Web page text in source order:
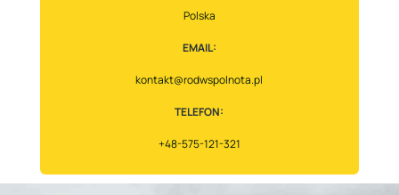
Polska
EMAIL:
kontakt@rodwspolnota.pl
TELEFON:
+48-575-121-321